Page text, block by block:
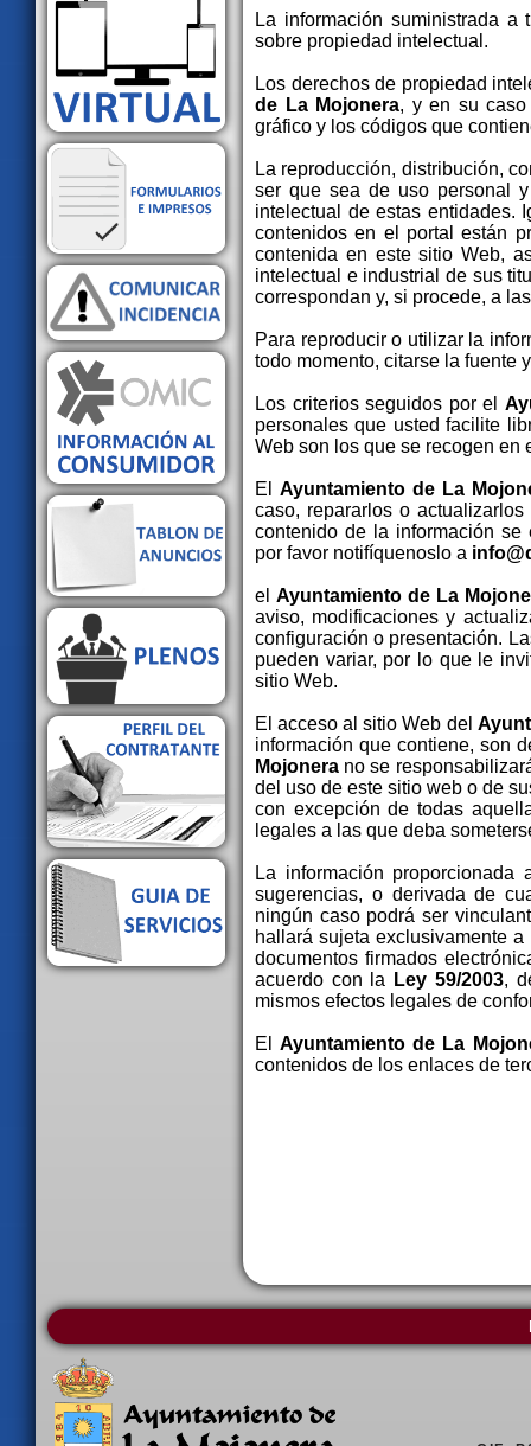
La información suministrada
sobre propiedad intelectual.
Los derechos de propiedad
de La Mojonera, y en su
gráfico y los códigos que
La reproducción, distribución,
ser que sea de uso personal
intelectual de estas entidades.
contenidos en el portal están
contenida en este sitio Web,
intelectual e industrial de sus
correspondan y, si procede, a
Para reproducir o utilizar la
todo momento, citarse la fuente
Los criterios seguidos por el
personales que usted facilite
Web son los que se recogen en
El Ayuntamiento de La
caso, repararlos o
contenido de la información se
por favor notifíquenoslo a
elAyuntamiento de La
aviso, modificaciones y
configuración o presentación.
pueden variar, por lo que le
sitio Web.
El acceso al sitio Web del
información que contiene, son
Mojonera no se
del uso de este sitio web o de
con excepción de todas
legales a las que deba
La información
sugerencias, o derivada de
ningún caso podrá ser
hallará sujeta exclusivamente
documentos firmados
acuerdo con la
Ley 59/2003,
mismos efectos legales de
ElAyuntamiento de La
contenidos de los enlaces de
AYUNTAMIENTO
Área de cultura
Área de deportes